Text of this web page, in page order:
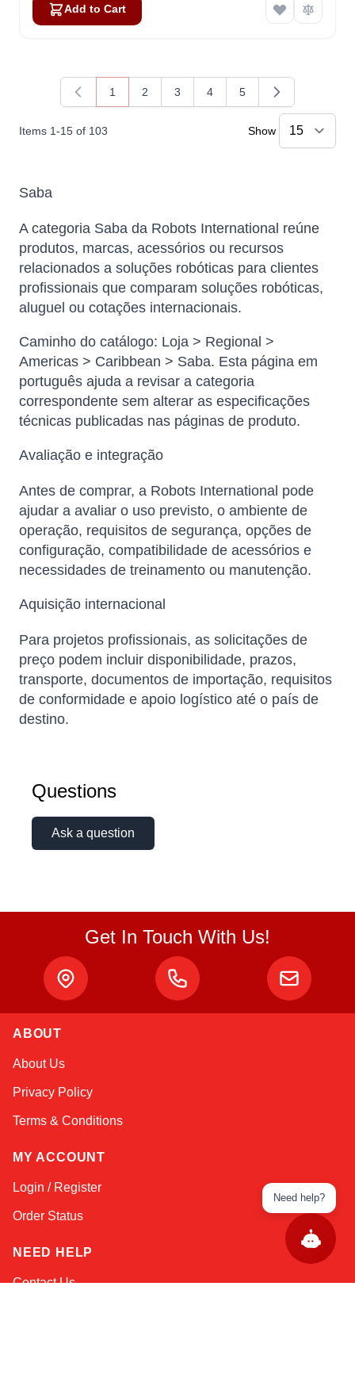
Add to Cart
Items 1-15 of 103
You're currently reading page
1
Page
2
Page
3
Page
4
Page
5
Show
Saba
A categoria Saba da Robots International reúne
produtos, marcas, acessórios ou recursos
relacionados a soluções robóticas para clientes
profissionais que comparam soluções robóticas,
aluguel ou cotações internacionais.
Caminho do catálogo: Loja > Regional >
Americas > Caribbean > Saba. Esta página em
português ajuda a revisar a categoria
correspondente sem alterar as especificações
técnicas publicadas nas páginas de produto.
Avaliação e integração
Antes de comprar, a Robots International pode
ajudar a avaliar o uso previsto, o ambiente de
operação, requisitos de segurança, opções de
configuração, compatibilidade de acessórios e
necessidades de treinamento ou manutenção.
Aquisição internacional
Para projetos profissionais, as solicitações de
preço podem incluir disponibilidade, prazos,
transporte, documentos de importação, requisitos
de conformidade e apoio logístico até o país de
destino.
Questions
Ask a question
Get In Touch With Us!
ABOUT
About Us
Privacy Policy
Terms & Conditions
MY ACCOUNT
Login / Register
Order Status
NEED HELP
Contact Us
Need help?
Online — robotics specialist